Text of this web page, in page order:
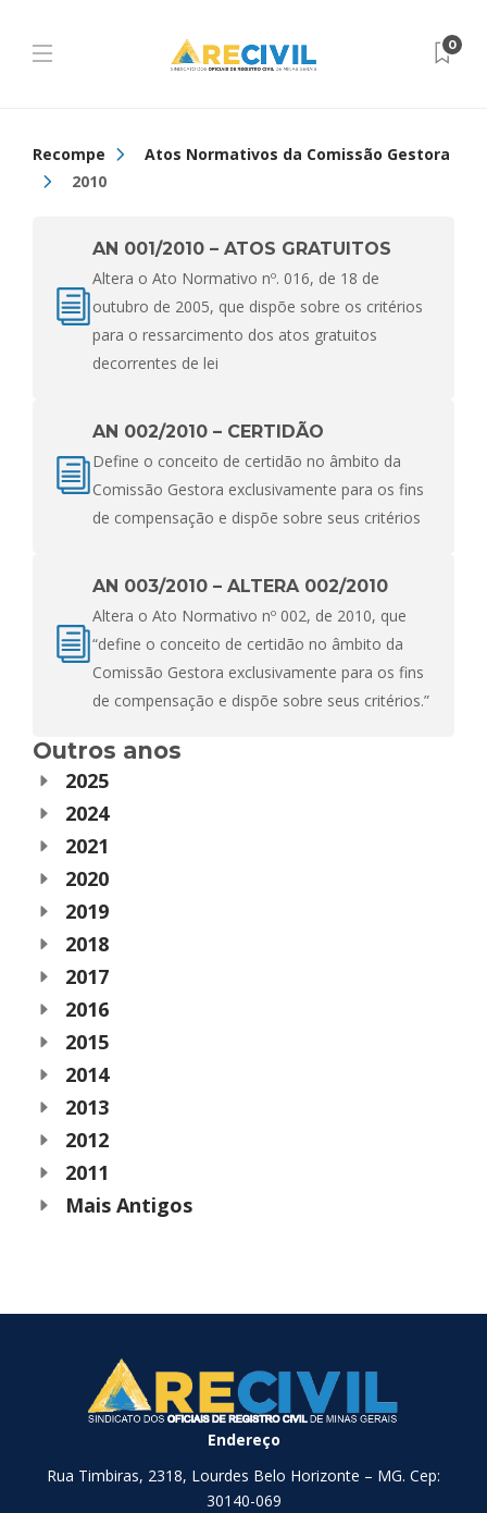
0
Recompe
Atos Normativos da Comissão Gestora
2010
AN 001/2010 – ATOS GRATUITOS
Altera o Ato Normativo nº. 016, de 18 de
outubro de 2005, que dispõe sobre os critérios
para o ressarcimento dos atos gratuitos
decorrentes de lei
AN 002/2010 – CERTIDÃO
Define o conceito de certidão no âmbito da
Comissão Gestora exclusivamente para os fins
de compensação e dispõe sobre seus critérios
AN 003/2010 – ALTERA 002/2010
Altera o Ato Normativo nº 002, de 2010, que
“define o conceito de certidão no âmbito da
Comissão Gestora exclusivamente para os fins
de compensação e dispõe sobre seus critérios.”
Outros anos
2025
2024
2021
2020
2019
2018
2017
2016
2015
2014
2013
2012
2011
Mais Antigos
Endereço
Rua Timbiras, 2318, Lourdes Belo Horizonte – MG. Cep:
30140-069